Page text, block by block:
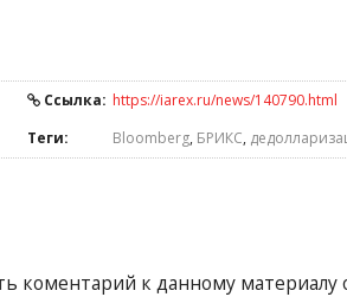
Ссылка: https://iarex.ru/news/140790.html
Теги: Bloomberg, БРИКС,
коментарий к данному материалу